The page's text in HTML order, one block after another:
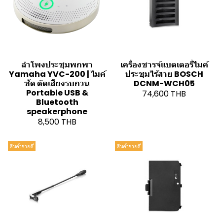
ลำโพงประชุมพกพา
Yamaha YVC-200 | ไมค์
ชัด ตัดเสียงรบกวน
Portable USB &
Bluetooth
speakerphone
8,500 THB
เครื่องชารจ์แบตเตอรี่ไมค์
ประชุมไร้สาย BOSCH
DCNM-WCH05
74,600 THB
สินค้าขายดี สินค้าขายดี